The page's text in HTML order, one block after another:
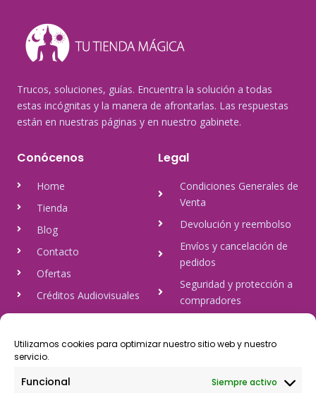
Utilizamos cookies para optimizar nuestro sitio web y nuestro
servicio.
Funcional Siempre activo
Trucos, soluciones, guías. Encuentra la solución a todas
estas incógnitas y la manera de afrontarlas. Las respuestas
están en nuestras páginas y en nuestro gabinete.
Conócenos
Home
Tienda
Blog
Contacto
Ofertas
Créditos Audiovisuales
tulineamagica.com
Legal
Condiciones Generales de
Venta
Devolución y reembolso
Envíos y cancelación de
pedidos
Seguridad y protección a
compradores
Política de cookies